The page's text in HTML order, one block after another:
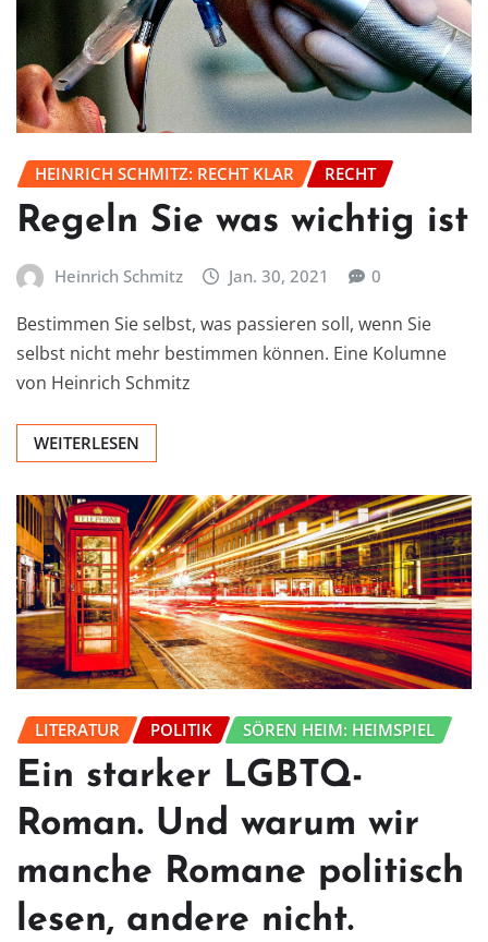
HEINRICH SCHMITZ: RECHT KLAR RECHT
Regeln Sie was wichtig ist
Heinrich Schmitz Jan. 30, 2021 0
Bestimmen Sie selbst, was passieren soll, wenn Sie
selbst nicht mehr bestimmen können. Eine Kolumne
von Heinrich Schmitz
WEITERLESEN
LITERATUR POLITIK SÖREN HEIM: HEIMSPIEL
Ein starker LGBTQ-
Roman. Und warum wir
manche Romane politisch
lesen, andere nicht.